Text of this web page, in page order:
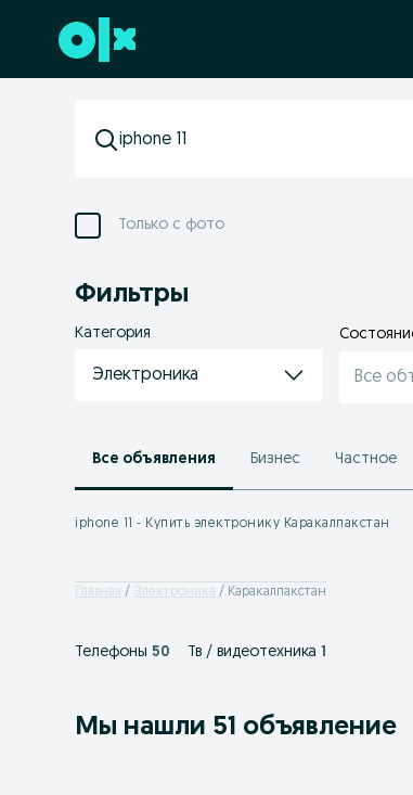
Перейти к нижнему колонтитулу
Только с фото
Фильтры
Категория
Электроника Все
Все объявления Бизнес Частное
iphone 11 - Купить электронику Каракалпакстан
Главная Электроника Каракалпакстан
Телефоны 50 Тв / видеотехника 1
Мы нашли 51 объявление